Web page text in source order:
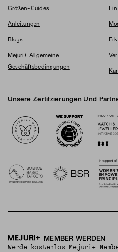
Größen-Guides
Anleitungen
Blogs
Mejuri+ Allgemeine
Geschäftsbedingungen
Unsere Zertifzierungen Und
MEMBER WERDEN
Werde kostenlos Mejuri+